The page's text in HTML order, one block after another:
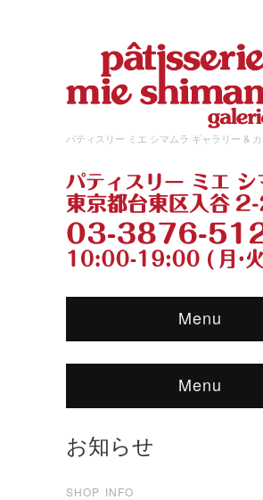
パティスリー ミエ シマムラ ギャラリー &
Menu
Menu
お知らせ
SHOP INFO